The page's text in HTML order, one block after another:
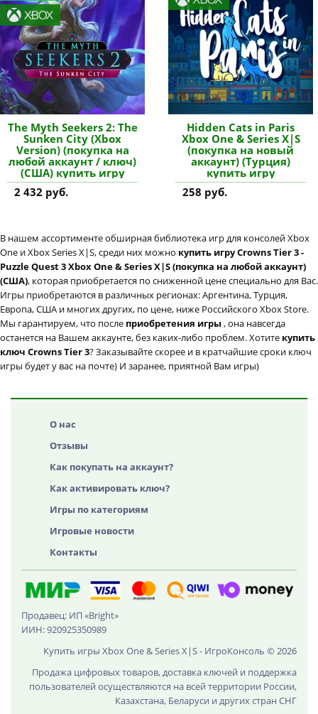
The Myth Seekers 2: The
Sunken City (Xbox
Version) (покупка на
любой аккаунт / ключ)
(США) купить игру
2 432 руб.
Hidden Cats in Paris
Xbox One & Series X|S
(покупка на новый
аккаунт) (Турция)
купить игру
258 руб.
В нашем ассортименте обширная библиотека игр для консолей Xbox
One и Xbox Series X|S, среди них можно купить игру Crowns Tier 3 -
Puzzle Quest 3 Xbox One & Series X|S (покупка на любой аккаунт)
(США), которая приобретается по сниженной цене специально для Вас.
Игры приобретаются в различных регионах: Аргентина, Турция,
Европа, США и многих других, по цене, ниже Российского Xbox Store.
Мы гарантируем, что после приобретения игры , она навсегда
останется на Вашем аккаунте, без каких-либо проблем. Хотите купить
ключ Crowns Tier 3? Заказывайте скорее и в кратчайшие сроки ключ
игры будет у вас на почте) И заранее, приятной Вам игры)
О нас
Отзывы
Как покупать на аккаунт?
Как активировать ключ?
Игры по категориям
Игровые новости
Контакты
Продавец: ИП «Bright»
ИИН: 920925350989
Купить игры Xbox One & Series X|S - ИгроКонсоль © 2026
Продажа цифровых товаров, доставка ключей и поддержка
пользователей осуществляются на всей территории России,
Казахстана, Беларуси и других стран СНГ